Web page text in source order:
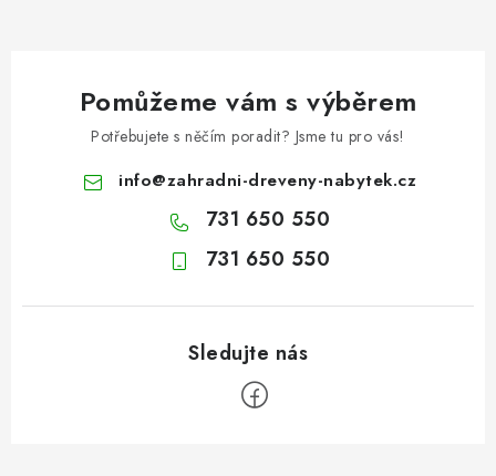
Pomůžeme vám s výběrem
Potřebujete s něčím poradit? Jsme tu pro vás!
info@zahradni-dreveny-nabytek.cz
731 650 550
731 650 550